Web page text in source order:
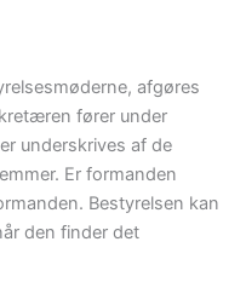
afgøres
fører under
underskrives af de
Er formanden
Bestyrelsen kan
den finder det